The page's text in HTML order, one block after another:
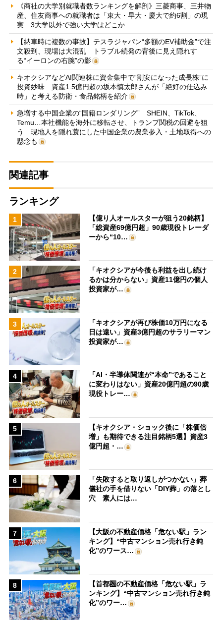
《商社の大学別就職者数ランキングを解剖》三菱商事、三井物
産、住友商事への就職者は「東大・早大・慶大で約6割」の現
実 3大学以外で強い大学はどこか
【納車時に複数の事故】テスラジャパン“多額のEV補助金”で注
文殺到、現場は大混乱 トラブル続発の背後に見え隠れす
る“イーロンの右腕”の影
キオクシアなどAI関連株に資金集中で“割安になった成長株”に
投資妙味 資産1.5億円超の坂本慎太郎さんが「絶好の仕込み
時」と考える防衛・食品銘柄を紹介
急増する中国企業の“国籍ロンダリング” SHEIN、TikTok、
Temu…本社機能を海外に移転させ、トランプ関税の回避を狙
う 現地人を隠れ蓑にした中国企業の農業参入・土地取得への
懸念も
関連記事
ランキング
1
【億り人オールスターが狙う20銘柄】
「総資産69億円超」90歳現役トレーダ
ーから“10…
2
「キオクシアが今後も利益を出し続け
るかは分からない」資産11億円の個人
投資家が…
3
「キオクシアが再び株価10万円になる
日は遠い」資産3億円超のサラリーマン
投資家が…
4
「AI・半導体関連が“本命”であること
に変わりはない」資産20億円超の90歳
現役トレー…
5
【キオクシア・ショック後に「株価倍
増」も期待できる注目銘柄5選】資産3
億円超・…
6
「失敗すると取り返しがつかない」葬
儀社の手を借りない「DIY葬」の落とし
穴 素人には…
7
【大阪の不動産価格「危ない駅」ラン
キング】“中古マンション売れ行き鈍
化”のワース…
8
【首都圏の不動産価格「危ない駅」ラ
ンキング】“中古マンション売れ行き鈍
化”のワー…